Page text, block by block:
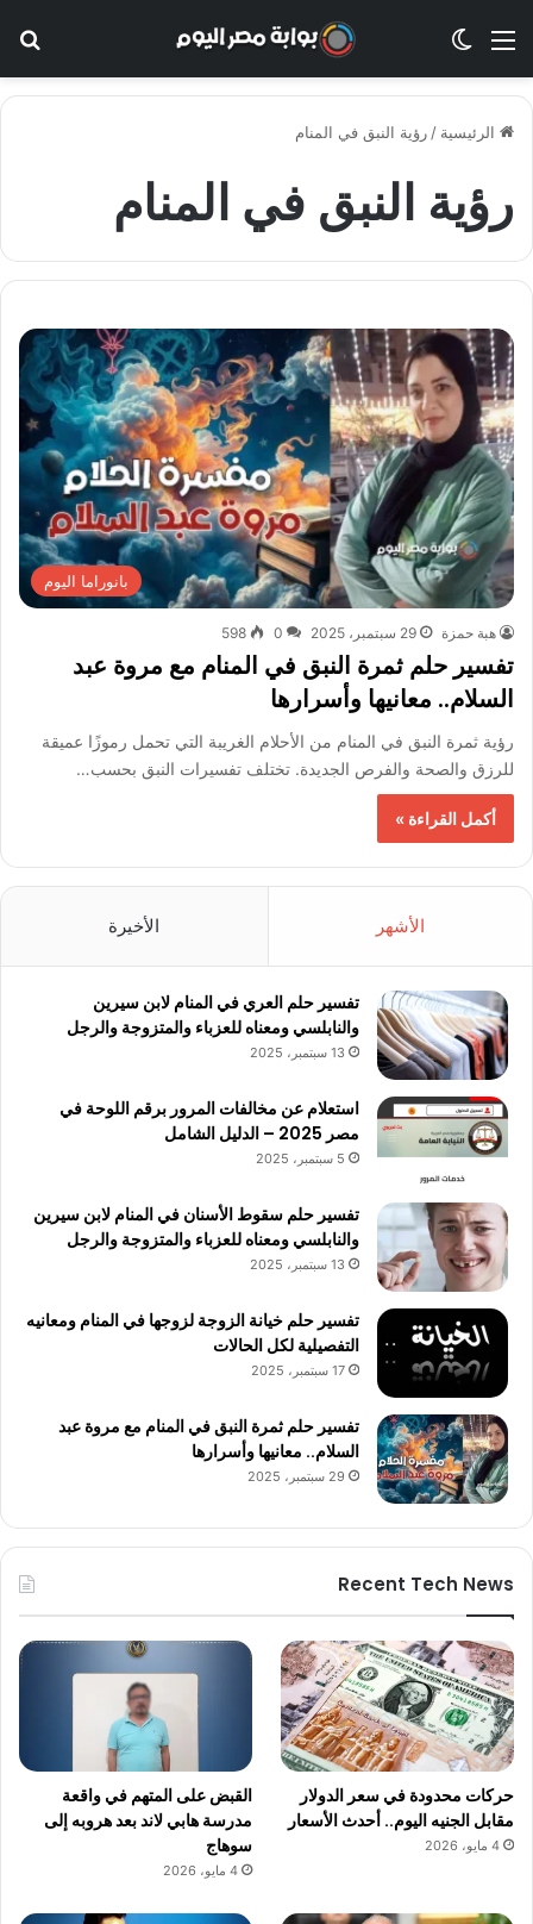
القائمة الوضع المظلم
الرئيسية / رؤية النبق في المنام
رؤية النبق في المنام
بانوراما اليوم
هبة حمزة 29 سبتمبر، 2025 0
598
تفسير حلم ثمرة النبق في المنام مع مروة عبد
السلام.. معانيها وأسرارها
رؤية ثمرة النبق في المنام من الأحلام الغريبة التي تحمل رموزًا عميقة
للرزق والصحة والفرص الجديدة. تختلف تفسيرات النبق بحسب…
أكمل القراءة »
الأشهر الأخيرة
تفسير حلم العري في المنام لابن سيرين
والنابلسي ومعناه للعزباء والمتزوجة والرجل
13 سبتمبر، 2025
استعلام عن مخالفات المرور برقم اللوحة في
مصر 2025 – الدليل الشامل
5 سبتمبر، 2025
تفسير حلم سقوط الأسنان في المنام لابن سيرين
والنابلسي ومعناه للعزباء والمتزوجة والرجل
13 سبتمبر، 2025
تفسير حلم خيانة الزوجة لزوجها في المنام ومعانيه
التفصيلية لكل الحالات
17 سبتمبر، 2025
تفسير حلم ثمرة النبق في المنام مع مروة عبد
السلام.. معانيها وأسرارها
29 سبتمبر، 2025
Recent Tech News
حركات محدودة في سعر الدولار
مقابل الجنيه اليوم.. أحدث الأسعار
4 مايو، 2026
القبض على المتهم في واقعة
مدرسة هابي لاند بعد هروبه إلى
سوهاج
4 مايو، 2026